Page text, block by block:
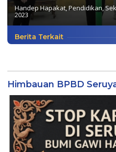
Handep Hapakat,Pendidikan,
2023
Berita Terkait
Himbauan BPBD